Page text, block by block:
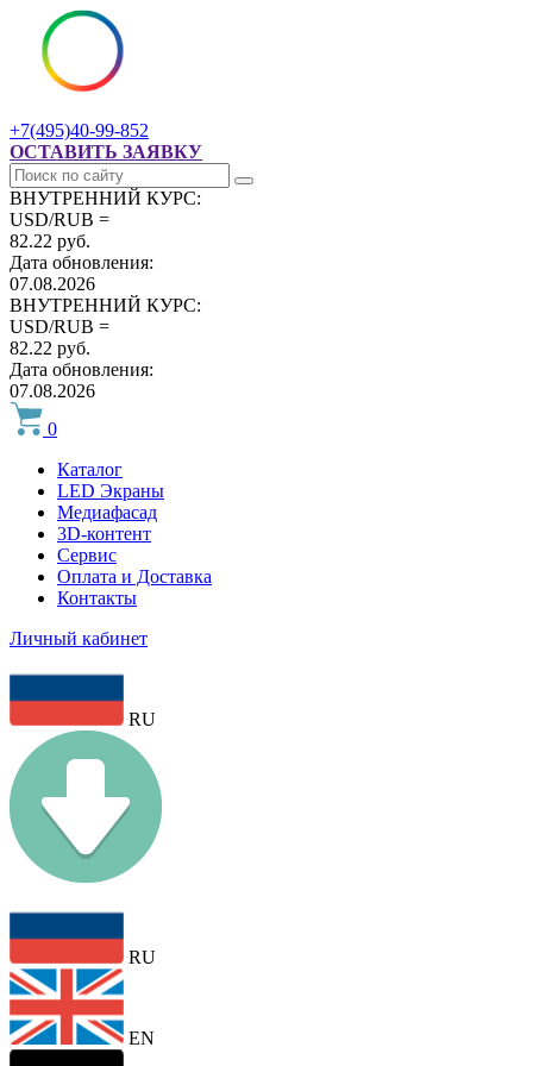
+7(495)40-99-852
ОСТАВИТЬ ЗАЯВКУ
ВНУТРЕННИЙ КУРС:
USD/RUB =
82.22 руб.
Дата обновления:
07.08.2026
ВНУТРЕННИЙ КУРС:
USD/RUB =
82.22 руб.
Дата обновления:
07.08.2026
0
Каталог
LED Экраны
Медиафасад
3D-контент
Сервис
Оплата и Доставка
Контакты
Личный кабинет
RU
RU
EN